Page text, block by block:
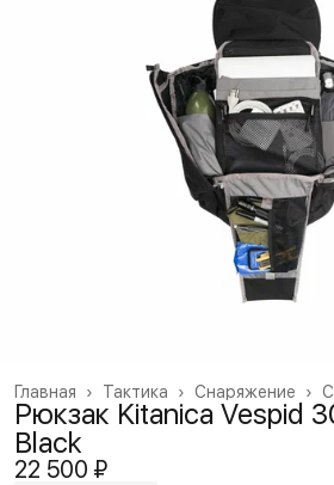
Снаряжение ›
Тактика ›
Главная ›
Рюкзак Kitanica Vespid
Black
22 500 ₽